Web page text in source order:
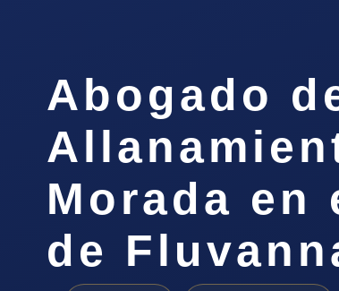
Abogado
Morada en
de